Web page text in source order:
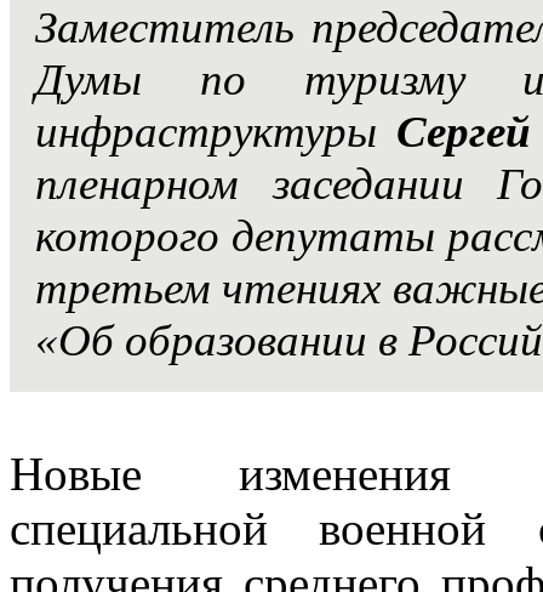
Заместитель
Думы по туризму и
инфраструктуры
пленарном заседании
которого депутаты
третьем чтениях
«Об образовании в
Новые изменения
специальной военной